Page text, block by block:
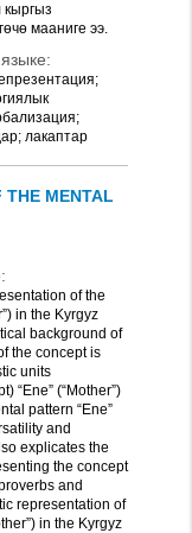
кыргыз
мааниге ээ.
лакаптар
THE MENTAL
of the
in the Kyrgyz
background of
the concept is
units
“Ene” (“Mother”)
pattern “Ene”
and
explicates the
the concept
and
representation of
in the Kyrgyz